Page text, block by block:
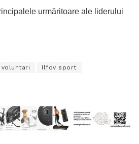
urmăritoare ale liderului
Ilfov sport